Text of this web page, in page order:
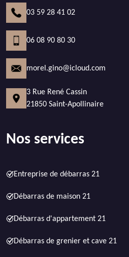
03 59 28 41 02
06 08 90 80 30
morel.gino@icloud.com
3 Rue René Cassin
21850 Saint-Apollinaire
Nos services
Entreprise de débarras 21
Débarras de maison 21
Débarras d'appartement 21
Débarras de grenier et cave 21